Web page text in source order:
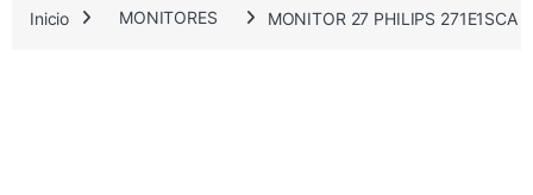
.
Inicio MONITORES MONITOR 27 PHILIPS 271E1SCA